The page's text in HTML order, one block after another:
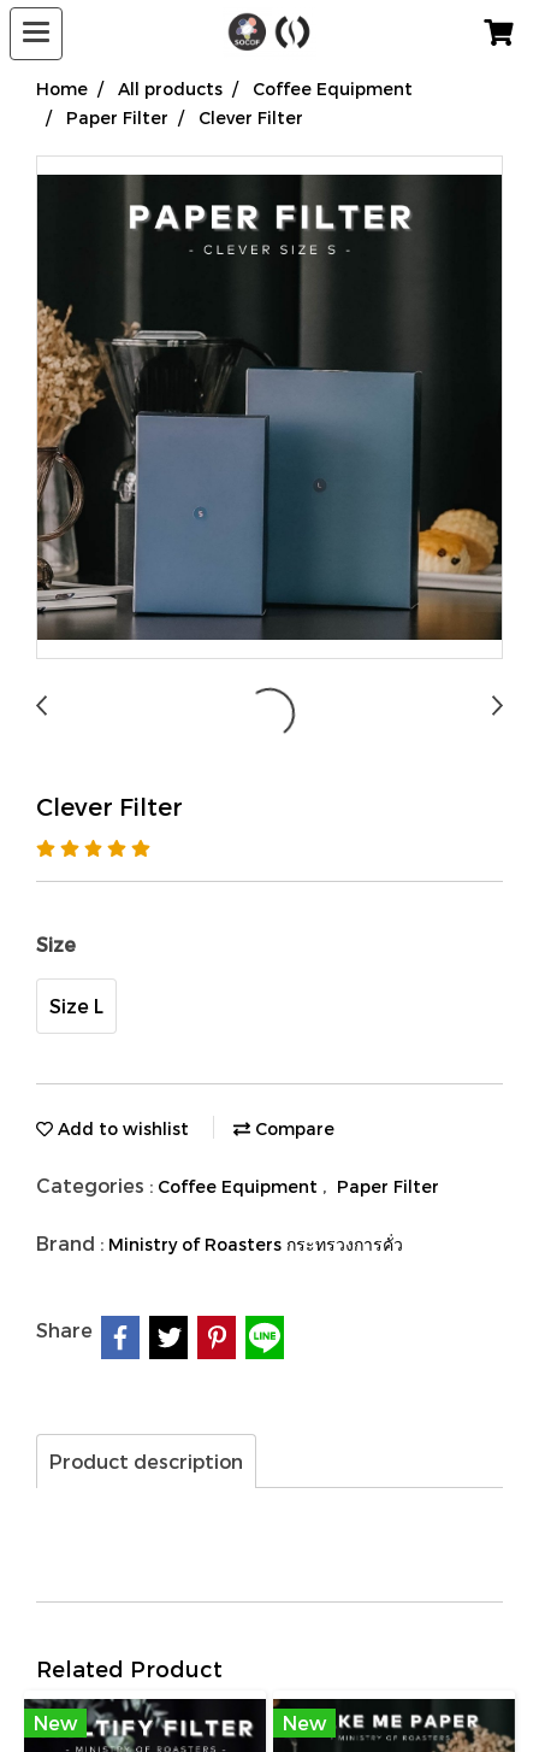
Home All products
Coffee Equipment
Paper Filter
Clever Filter
Clever Filter
Size
Size L
Add to wishlist Compare
Categories : Coffee Equipment , Paper Filter
Brand : Ministry of Roasters กระทรวงการคั่ว
Share
Product description
Related Product
New New